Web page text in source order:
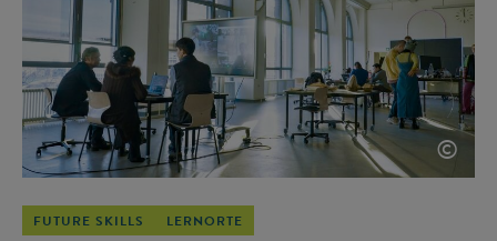
©
FUTURE SKILLS LERNORTE